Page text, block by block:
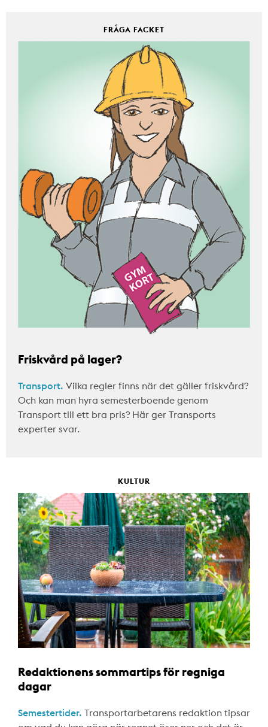
FRÅGA FACKET
Friskvård på lager?
Transport. Vilka regler finns när det gäller friskvård?
Och kan man hyra semesterboende genom
Transport till ett bra pris? Här ger Transports
experter svar.
KULTUR
Redaktionens sommartips för regniga
dagar
Semestertider. Transportarbetarens redaktion tipsar